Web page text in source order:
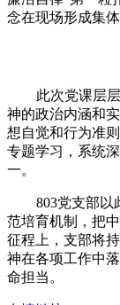
念在现场形成集
此次党课层
神的政治内涵和
想自觉和行为准
专题学习，系统
一。
803党支部以
范培育机制，把
征程上，支部将
神在各项工作中
命担当。